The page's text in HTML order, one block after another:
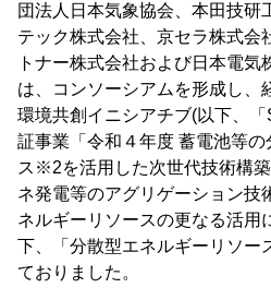
団法人日本気象協会、本田技研
テック株式会社、京セラ株式会
トナー株式会社および日本電
は、コンソーシアムを形成し、
環境共創イニシアチブ(以下、
証事業「令和４年度 蓄電池等
ス※2を活用した次世代技術構
ネ発電等のアグリゲーション技
ネルギーリソースの更なる活用
下、「分散型エネルギーリソー
ておりました。